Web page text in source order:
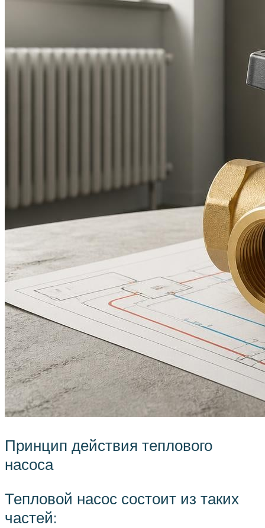
Принцип действия теплового
насоса
Тепловой насос состоит из таких
частей: